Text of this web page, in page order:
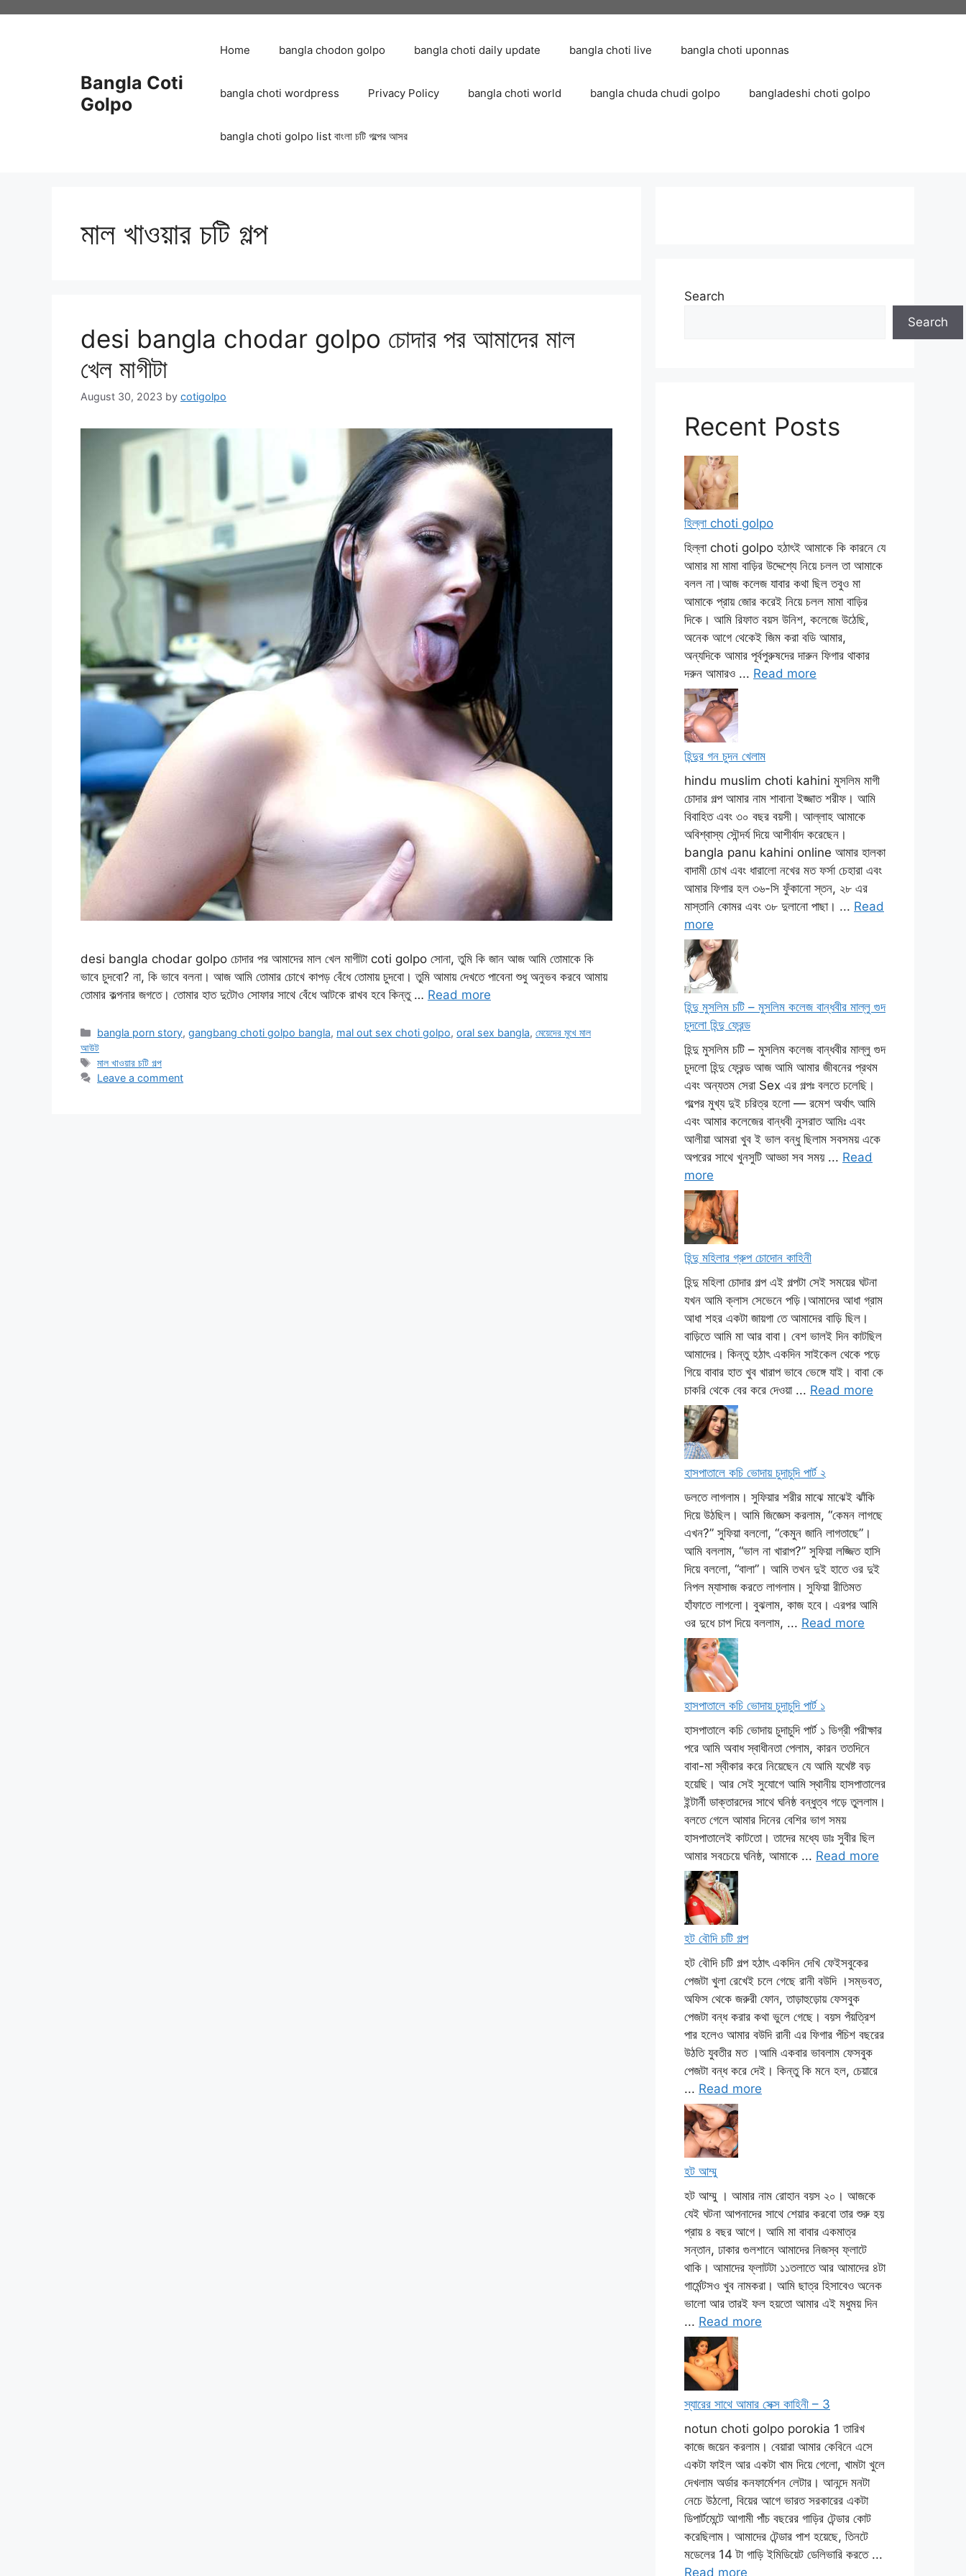
Bangla Coti
Golpo
Home bangla chodon golpo bangla choti daily update bangla choti live bangla choti uponnas
bangla choti wordpress Privacy Policy bangla choti world bangla chuda chudi golpo bangladeshi choti golpo
bangla choti golpo list বাংলা চটি গল্পের আসর
মাল খাওয়ার চটি গল্প
desi bangla chodar golpo চোদার পর আমাদের মাল
খেল মাগীটা
August 30, 2023 by cotigolpo
desi bangla chodar golpo চোদার পর আমাদের মাল খেল মাগীটা coti golpo সোনা, তুমি কি জান আজ আমি তোমাকে কি
ভাবে চুদবো? না, কি ভাবে বলনা। আজ আমি তোমার চোখে কাপড় বেঁধে তোমায় চুদবো। তুমি আমায় দেখতে পাবেনা শুধু অনুভব করবে আমায়
তোমার কল্পনার জগতে। তোমার হাত দুটোও সোফার সাথে বেঁধে আটকে রাখব হবে কিন্তু … Read more
Categories
bangla porn story,gangbang choti golpo bangla, mal out sex choti golpo,oral sex bangla,মেয়েদের মুখে মাল
আউট
Tags
মাল খাওয়ার চটি গল্প
Leave a comment
Search
Search
Recent Posts
হিল্লা choti golpo
হিল্লা choti golpo হঠাৎই আমাকে কি কারনে যে
আমার মা মামা বাড়ির উদ্দেশ্যে নিয়ে চলল তা আমাকে
বলল না।আজ কলেজ যাবার কথা ছিল তবুও মা
আমাকে প্রায় জোর করেই নিয়ে চলল মামা বাড়ির
দিকে। আমি রিফাত বয়স উনিশ, কলেজে উঠেছি,
অনেক আগে থেকেই জিম করা বডি আমার,
অন্যদিকে আমার পূর্বপুরুষদের দারুন ফিগার থাকার
দরুন আমারও ... Read more
হিন্দুর গন চুদন খেলাম
hindu muslim choti kahini মুসলিম মাগী
চোদার গল্প আমার নাম শাবানা ইজ্জাত শরীফ। আমি
বিবাহিত এবং ৩০ বছর বয়সী। আল্লাহ আমাকে
অবিশ্বাস্য সৌন্দর্য দিয়ে আশীর্বাদ করেছেন।
bangla panu kahini online আমার হালকা
বাদামী চোখ এবং ধারালো নখের মত ফর্সা চেহারা এবং
আমার ফিগার হল ৩৬-সি ফুঁকানো স্তন, ২৮ এর
মাস্তানি কোমর এবং ৩৮ দুলানো পাছা। ... Read
more
হিন্দু মুসলিম চটি – মুসলিম কলেজ বান্ধবীর মাল্লু গুদ
চুদলো হিন্দু ফ্রেন্ড
হিন্দু মুসলিম চটি – মুসলিম কলেজ বান্ধবীর মাল্লু গুদ
চুদলো হিন্দু ফ্রেন্ড আজ আমি আমার জীবনের প্রথম
এবং অন্যতম সেরা Sex এর গল্পঃ বলতে চলেছি।
গল্পের মুখ্য দুই চরিত্র হলো — রমেশ অর্থাৎ আমি
এবং আমার কলেজের বান্ধবী নুসরাত আমিঃ এবং
আলীয়া আমরা খুব ই ভাল বন্ধু ছিলাম সবসময় একে
অপরের সাথে খুনসুটি আড্ডা সব সময় ... Read
more
হিন্দু মহিলার গ্রুপ চোদোন কাহিনী
হিন্দু মহিলা চোদার গল্প এই গল্পটা সেই সময়ের ঘটনা
যখন আমি ক্লাস সেভেনে পড়ি।আমাদের আধা গ্রাম
আধা শহর একটা জায়গা তে আমাদের বাড়ি ছিল।
বাড়িতে আমি মা আর বাবা। বেশ ভালই দিন কাটছিল
আমাদের। কিন্তু হঠাৎ একদিন সাইকেল থেকে পড়ে
গিয়ে বাবার হাত খুব খারাপ ভাবে ভেঙ্গে যাই। বাবা কে
চাকরি থেকে বের করে দেওয়া ... Read more
হাসপাতালে কচি ভোদায় চুদাচুদি পার্ট ২
ডলতে লাগলাম। সুফিয়ার শরীর মাঝে মাঝেই ঝাঁকি
দিয়ে উঠছিল। আমি জিজ্ঞেস করলাম, “কেমন লাগছে
এখন?” সুফিয়া বললো, “কেমুন জানি লাগতাছে”।
আমি বললাম, “ভাল না খারাপ?” সুফিয়া লজ্জিত হাসি
দিয়ে বললো, “বালা”। আমি তখন দুই হাতে ওর দুই
নিপল ম্যাসাজ করতে লাগলাম। সুফিয়া রীতিমত
হাঁফাতে লাগলো। বুঝলাম, কাজ হবে। এরপর আমি
ওর দুধে চাপ দিয়ে বললাম, ... Read more
হাসপাতালে কচি ভোদায় চুদাচুদি পার্ট ১
হাসপাতালে কচি ভোদায় চুদাচুদি পার্ট ১ ডিগ্রী পরীক্ষার
পরে আমি অবাধ স্বাধীনতা পেলাম, কারন ততদিনে
বাবা-মা স্বীকার করে নিয়েছেন যে আমি যথেষ্ট বড়
হয়েছি। আর সেই সুযোগে আমি স্থানীয় হাসপাতালের
ইন্টার্নী ডাক্তারদের সাথে ঘনিষ্ঠ বন্ধুত্ব গড়ে তুললাম।
বলতে গেলে আমার দিনের বেশির ভাগ সময়
হাসপাতালেই কাটতো। তাদের মধ্যে ডাঃ সুবীর ছিল
আমার সবচেয়ে ঘনিষ্ঠ, আমাকে ... Read more
হট বৌদি চটি গল্প
হট বৌদি চটি গল্প হঠাৎ একদিন দেখি ফেইসবুকের
পেজটা খুলা রেখেই চলে গেছে রানী বউদি ।সম্ভবত,
অফিস থেকে জরুরী ফোন, তাড়াহুড়োয় ফেসবুক
পেজটা বন্ধ করার কথা ভুলে গেছে। বয়স পঁয়ত্রিশ
পার হলেও আমার বউদি রানী এর ফিগার পঁচিশ বছরের
উঠতি যুবতীর মত ।আমি একবার ভাবলাম ফেসবুক
পেজটা বন্ধ করে দেই। কিন্তু কি মনে হল, চেয়ারে
... Read more
হট আম্মু
হট আম্মু । আমার নাম রোহান বয়স ২০। আজকে
যেই ঘটনা আপনাদের সাথে শেয়ার করবো তার শুরু হয়
প্রায় ৪ বছর আগে। আমি মা বাবার একমাত্র
সন্তান, ঢাকার গুলশানে আমাদের নিজস্ব ফ্লাটে
থাকি। আমাদের ফ্লাটটা ১১তলাতে আর আমাদের ৪টা
গার্মেন্টসও খুব নামকরা। আমি ছাত্র হিসাবেও অনেক
ভালো আর তারই ফল হয়তো আমার এই মধুময় দিন
... Read more
স্যারের সাথে আমার সেক্স কাহিনী – 3
notun choti golpo porokia 1 তারিখ
কাজে জয়েন করলাম। বেয়ারা আমার কেবিনে এসে
একটা ফাইল আর একটা খাম দিয়ে গেলো, খামটা খুলে
দেখলাম অর্ডার কনফার্মেশন লেটার। আনন্দে মনটা
নেচে উঠলো, বিয়ের আগে ভারত সরকারের একটা
ডিপার্টমেন্টে আগামী পাঁচ বছরের গাড়ির টেন্ডার কোট
করেছিলাম। আমাদের টেন্ডার পাশ হয়েছে, তিনটে
মডেলের 14 টা গাড়ি ইমিডিয়েট ডেলিভারি করতে ...
Read more